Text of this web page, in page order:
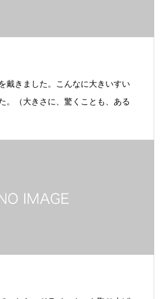
戴きました。こんなに大きいすい
。（大きさに、驚くことも、ある